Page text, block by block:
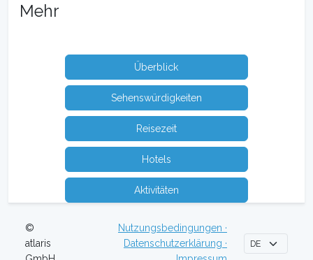
Mehr
Überblick
Sehenswürdigkeiten
Reisezeit
Hotels
Aktivitäten
©
atlaris
Nutzungsbedingungen ·
Datenschutzerklärung ·